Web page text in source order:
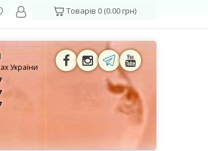
Товарів 0 (0.00 грн)
України